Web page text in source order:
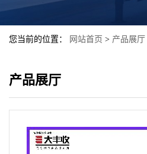
您当前的位置： 网站首页 > 产品展厅
产品展厅